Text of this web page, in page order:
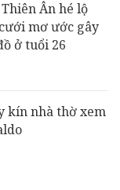
Ân hé lộ
mơ ước gây
ở tuổi 26
kín nhà thờ xem